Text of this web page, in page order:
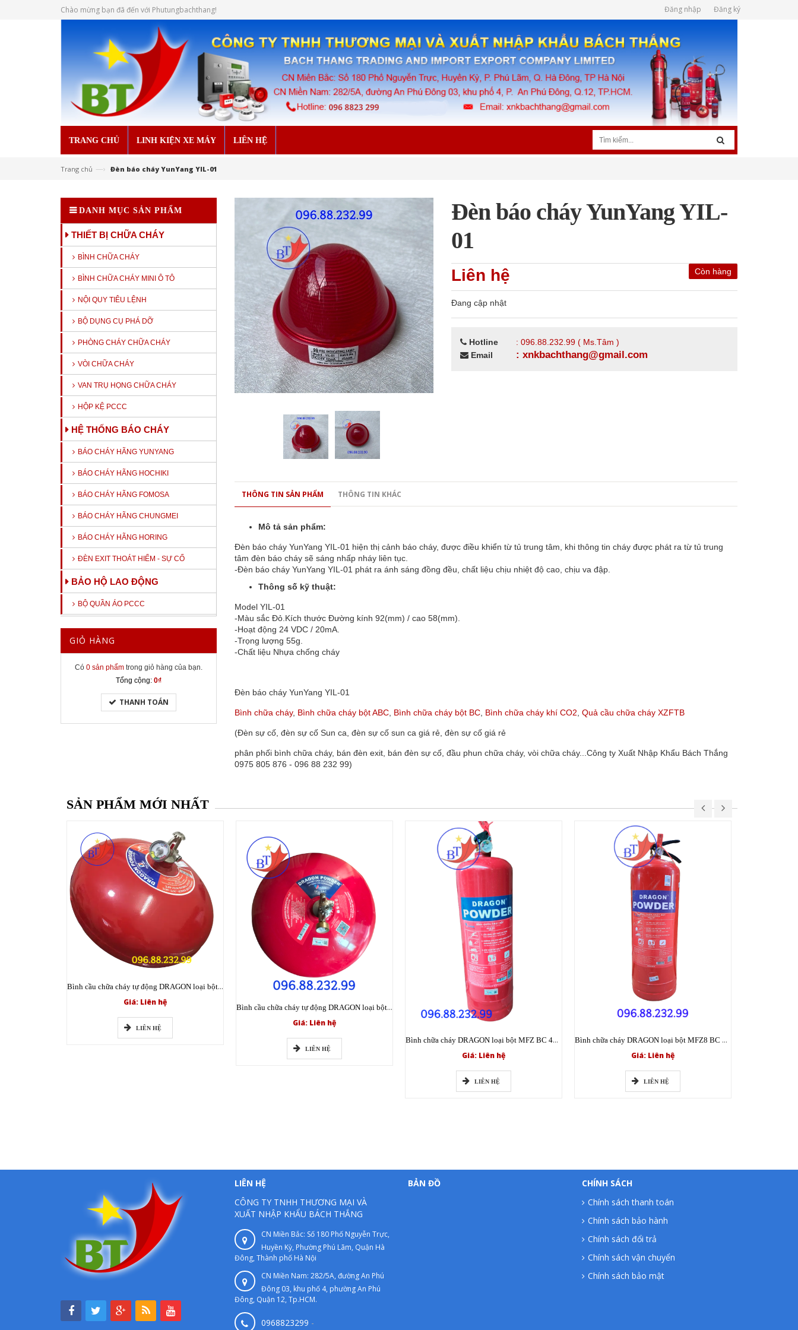
Chào mừng bạn đã đến với Phutungbachthang! Đăng nhập Đăng ký
TRANG CHỦ LINH KIỆN XE MÁY LIÊN HỆ
Trang chủ —› Đèn báo cháy YunYang YIL-01
DANH MỤC SẢN PHẨM
THIẾT BỊ CHỮA CHÁY
BÌNH CHỮA CHÁY
BÌNH CHỮA CHÁY MINI Ô TÔ
NỘI QUY TIÊU LỆNH
BỘ DỤNG CỤ PHÁ DỠ
PHÒNG CHÁY CHỮA CHÁY
VÒI CHỮA CHÁY
VAN TRỤ HỌNG CHỮA CHÁY
HỘP KỆ PCCC
HỆ THỐNG BÁO CHÁY
BÁO CHÁY HÃNG YUNYANG
BÁO CHÁY HÃNG HOCHIKI
BÁO CHÁY HÃNG FOMOSA
BÁO CHÁY HÃNG CHUNGMEI
BÁO CHÁY HÃNG HORING
ĐÈN EXIT THOÁT HIỂM - SỰ CỐ
BẢO HỘ LAO ĐỘNG
BỘ QUẦN ÁO PCCC
GIỎ HÀNG
Có 0 sản phẩmtrong giỏ hàng của bạn.
Tổng cộng: 0₫
THANH TOÁN
Đèn báo cháy YunYang YIL-
01
Còn hàng
Liên hệ
Đang cập nhật
Hotline
: 096.88.232.99 ( Ms.Tâm )
Email
: xnkbachthang@gmail.com
THÔNG TIN SẢN PHẨM THÔNG TIN KHÁC
Mô tả sản phẩm:
Đèn báo cháy YunYang YIL-01 hiện thị cảnh báo cháy, được điều khiển từ tủ trung tâm, khi thông tin cháy được phát ra từ tủ trung
tâm đèn báo cháy sẽ sáng nhấp nháy liên tục.
-Đèn báo cháy YunYang YIL-01 phát ra ánh sáng đồng đều, chất liệu chịu nhiệt độ cao, chịu va đập.
Thông số kỹ thuật:
Model YIL-01
-Màu sắc Đỏ.Kích thước Đường kính 92(mm) / cao 58(mm).
-Hoạt động 24 VDC / 20mA.
-Trọng lượng 55g.
-Chất liệu Nhựa chống cháy
Đèn báo cháy YunYang YIL-01
Bình chữa cháy, Bình chữa cháy bột ABC, Bình chữa cháy bột BC, Bình chữa cháy khí CO2 Quả cầu chữa cháy XZFTB
(Đèn sự cố, đèn sự cố Sun ca, đèn sự cố sun ca giá rẻ, đèn sự cố giá rẻ
phân phối bình chữa cháy, bán đèn exit, bán đèn sự cố, đầu phun chữa cháy, vòi chữa cháy...Công ty Xuất Nhập Khẩu Bách Thắng
0975 805 876 - 096 88 232 99)
SẢN PHẨM MỚI NHẤT
Bình cầu chữa cháy tự động DRAGON loại bột XZFT6 ABC 6kg có tem kiểm định
Giá: Liên hệ
LIÊN HỆ
Bình cầu chữa cháy tự động DRAGON loại bột XZFT8 ABC 8kg có tem kiểm định
Giá: Liên hệ
LIÊN HỆ
Bình chữa cháy DRAGON loại bột MFZ BC 4kg có tem kiểm định
Giá: Liên hệ
LIÊN HỆ
Bình chữa cháy DRAGON loại bột MFZ8 BC 8kg có tem kiểm định
Giá: Liên hệ
LIÊN HỆ
LIÊN HỆ
CÔNG TY TNHH THƯƠNG MẠI VÀ
XUẤT NHẬP KHẨU BÁCH THẮNG
CN Miền Bắc: Số 180 Phố Nguyễn Trực,
Huyền Kỳ, Phường Phú Lãm, Quận Hà
Đông, Thành phố Hà Nội
CN Miền Nam: 282/5A, đường An Phú
Đông 03, khu phố 4, phường An Phú
Đông, Quận 12, Tp.HCM.
0968823299 -
BẢN ĐỒ
CHÍNH SÁCH
Chính sách thanh toán
Chính sách bảo hành
Chính sách đổi trả
Chính sách vận chuyển
Chính sách bảo mật